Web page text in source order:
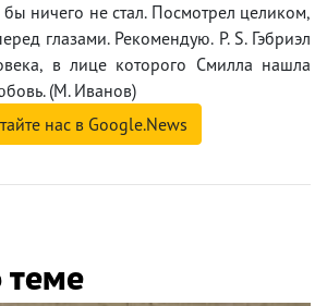
бы ничего не стал. Посмотрел целиком,
глазами. Рекомендую. P. S. Гэбриэл
в лице которого Смилла нашла
(М. Иванов)
нас в Google.News
теме